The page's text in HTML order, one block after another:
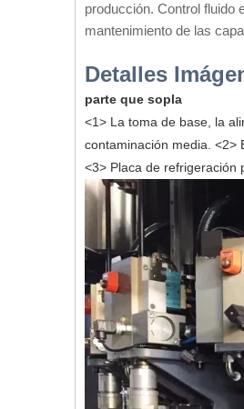
producción. Control fluido
mantenimiento de las
Detalles
parte que sopla
<1> La toma de base, la
contaminación media. <2>
<3> Placa de refrigeración